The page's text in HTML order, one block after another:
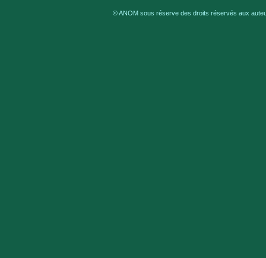
© ANOM sous réserve des droits réservés aux